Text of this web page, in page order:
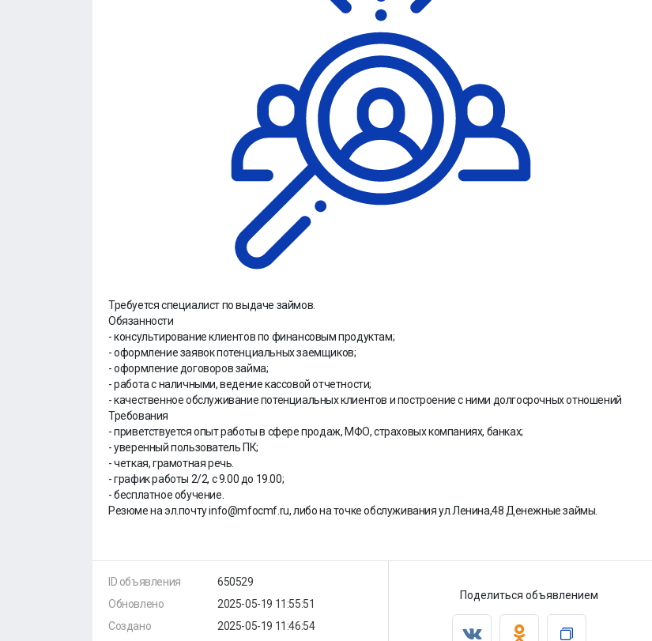
Требуется специалист по выдаче займов.
Обязанности
- консультирование клиентов по финансовым продуктам;
- оформление заявок потенциальных заемщиков;
- оформление договоров займа;
- работа с наличными, ведение кассовой отчетности;
- качественное обслуживание потенциальных клиентов и построение с ними долгосрочных отношений
Требования
- приветствуется опыт работы в сфере продаж, МФО, страховых компаниях, банках;
- уверенный пользователь ПК;
- четкая, грамотная речь.
- график работы 2/2, с 9.00 до 19.00;
- бесплатное обучение.
Резюме на эл.почту info@mfocmf.ru, либо на точке обслуживания ул.Ленина,48 Денежные займы.
ID объявления
Обновлено
Создано
650529
2025-05-19 11:55:51
2025-05-19 11:46:54
Поделиться объявлением